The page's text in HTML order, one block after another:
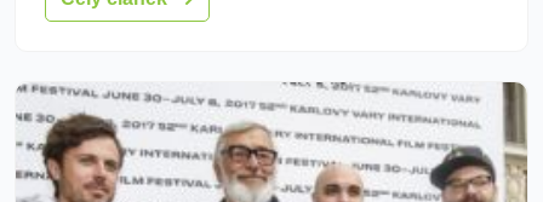
Největší zastoupení vábičů zde měli studenti Střední